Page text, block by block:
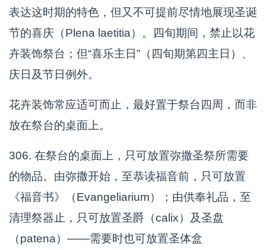
表达这时期的特色，但又不可提前尽情地展现圣诞
节的喜庆（Plena laetitia）。四旬期间，禁止以花
卉装饰祭台；但“喜乐主日”（四旬期第四主日）、
庆日及节日例外。
花卉装饰常应适可而止，最好置于祭台四周，而非
放在祭台的桌面上。
306. 在祭台的桌面上，只可放置弥撒圣祭所需要
的物品。由弥撒开始，至恭读福音前，只可放置
《福音书》（Evangeliarium）；由供奉礼品，至
清理祭器止，只可放置圣爵（calix）及圣盘
（patena）——需要时也可放置圣体盒